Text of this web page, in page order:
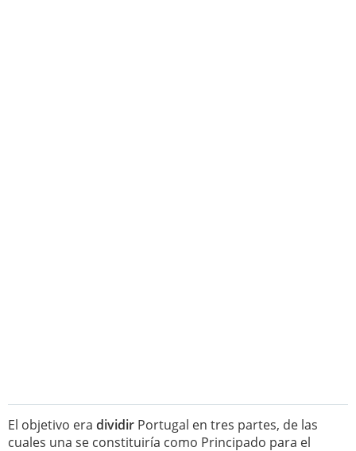
El objetivo era dividir Portugal en tres partes, de las
cuales una se constituiría como Principado para el